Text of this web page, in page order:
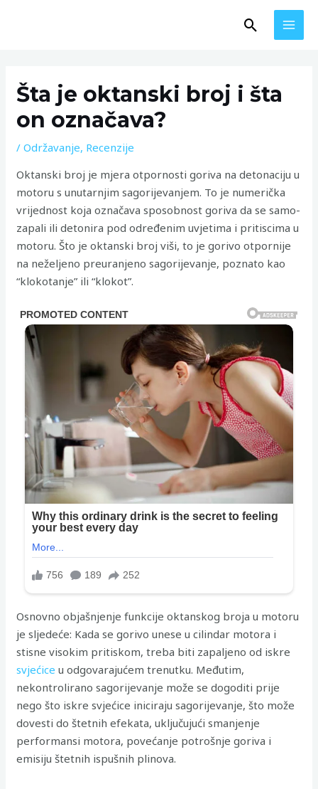
Search
Šta je oktanski broj i šta
on označava?
/Održavanje, Recenzije
Oktanski broj je mjera otpornosti goriva na detonaciju u
motoru s unutarnjim sagorijevanjem. To je numerička
vrijednost koja označava sposobnost goriva da se samo-
zapali ili detonira pod određenim uvjetima i pritiscima u
motoru. Što je oktanski broj viši, to je gorivo otpornije
na neželjeno preuranjeno sagorijevanje, poznato kao
“klokotanje” ili “klokot”.
Osnovno objašnjenje funkcije oktanskog broja u motoru
je sljedeće: Kada se gorivo unese u cilindar motora i
stisne visokim pritiskom, treba biti zapaljeno od iskre
svjećice u odgovarajućem trenutku. Međutim,
nekontrolirano sagorijevanje može se dogoditi prije
nego što iskre svjećice iniciraju sagorijevanje, što može
dovesti do štetnih efekata, uključujući smanjenje
performansi motora, povećanje potrošnje goriva i
emisiju štetnih ispušnih plinova.